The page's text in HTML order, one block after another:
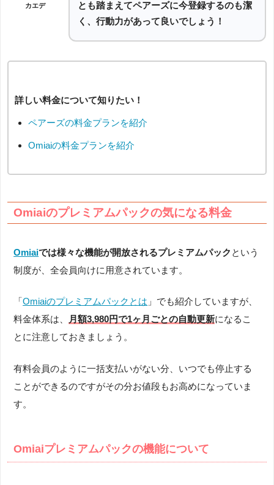
カエデ
とも踏まえてペアーズに今登録するのも潔
く、行動力があって良いでしょう！
詳しい料金について知りたい！
ペアーズの料金プランを紹介
Omiaiの料金プランを紹介
Omiaiのプレミアムパックの気になる料金
Omiaiでは様々な機能が開放されるプレミアムパック という
制度が、全会員向けに用意されています。
「Omiaiのプレミアムパックとは 」でも紹介していますが、
料金体系は、
月額3,980円で1ヶ月ごとの自動更新になるこ
とに注意しておきましょう。
有料会員のように一括支払いがない分、いつでも停止する
ことができるのですがその分お値段もお高めになっていま
す。
Omiaiプレミアムパックの機能について